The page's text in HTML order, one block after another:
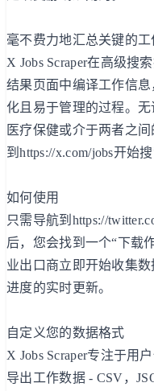
毫不费力地汇总关键的工
X Jobs Scraper在高级搜
结果页面中编译工作信
化且易于管理的过程。
医疗保健或介于两者之
到https://x.com/jobs开始搜
如何使用
只需导航到https://
后，您会找到一个“下载
业出口商立即开始收集
进度的实时更新。
自定义您的数据格式
X Jobs Scraper专注于用
导出工作数据 - CSV，